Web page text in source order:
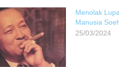
Menolak
Manusia
25/03/2024